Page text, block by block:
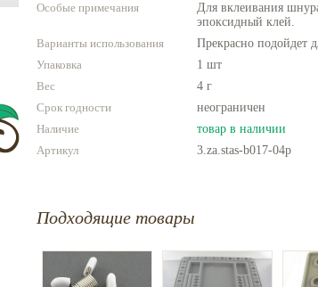
Особые примечания
Для вклеивания
эпоксидный клей.
Варианты использования
Прекрасно подойдет
Упаковка
1 шт
Вес
4 г
Срок годности
неограничен
Наличие
товар в наличии
Артикул
3.za.stas-b017-04p
Подходящие товары